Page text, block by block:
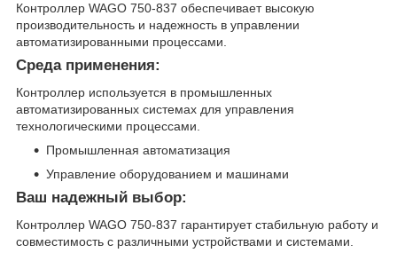
Контроллер WAGO 750-837 обеспечивает высокую
производительность и надежность в управлении
автоматизированными процессами.
Среда применения:
Контроллер используется в промышленных
автоматизированных системах для управления
технологическими процессами.
Промышленная автоматизация
Управление оборудованием и машинами
Ваш надежный выбор:
Контроллер WAGO 750-837 гарантирует стабильную работу и
совместимость с различными устройствами и системами.